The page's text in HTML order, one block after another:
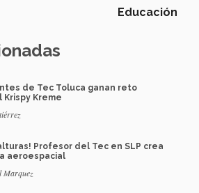
Educación
de Tec Toluca ganan reto
Krispy Kreme
Profesor del Tec en SLP crea
aeroespacial
Marquez